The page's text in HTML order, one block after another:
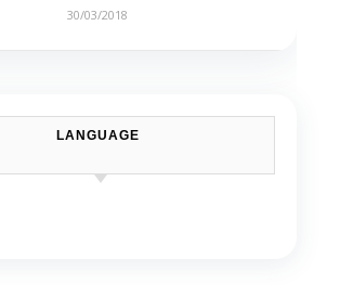
30/03/2018
LANGUAGE